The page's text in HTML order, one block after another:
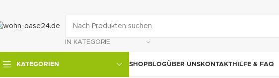
IN KATEGORIE
KATEGORIEN SHOPBLOGÜBER UNSKONTAKTHILFE & FAQ